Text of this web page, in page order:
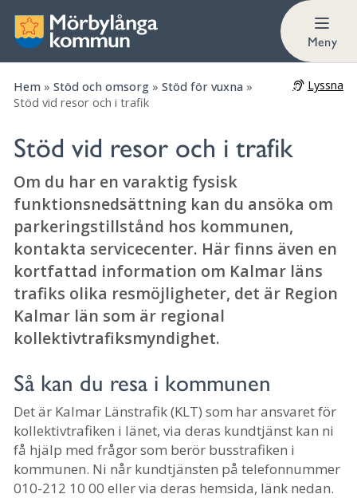
Meny
Hem » Stöd och omsorg » Stöd för vuxna »
Stöd vid resor och i trafik
Lyssna
Stöd vid resor och i trafik
Om du har en varaktig fysisk
funktionsnedsättning kan du ansöka om
parkeringstillstånd hos kommunen,
kontakta servicecenter. Här finns även en
kortfattad information om Kalmar läns
trafiks olika resmöjligheter, det är Region
Kalmar län som är regional
kollektivtrafiksmyndighet.
Så kan du resa i kommunen
Det är Kalmar Länstrafik (KLT) som har ansvaret för
kollektivtrafiken i länet, via deras kundtjänst kan ni
få hjälp med frågor som berör busstrafiken i
kommunen. Ni når kundtjänsten på telefonnummer
010-212 10 00 eller via deras hemsida, länk nedan.
Riksfärdtjänst